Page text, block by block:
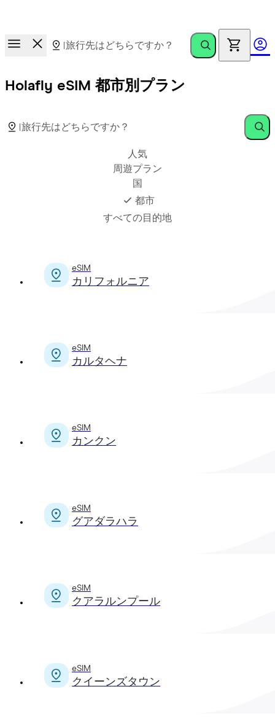
Holafly eSIM 都市別プラン
人気
周遊プラン
国
都市
すべての目的地
eSIM
カリフォルニア
eSIM
カルタヘナ
eSIM
カンクン
eSIM
グアダラハラ
eSIM
クアラルンプール
eSIM
クイーンズタウン